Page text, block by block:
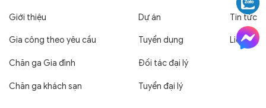
Giới thiệu
Gia công theo yêu cầu
Chăn ga Gia đình
Chăn ga khách sạn
Dự án
Tuyển dụng
Đối tác đại lý
Tuyển đại lý
Tin tức
Liên hệ